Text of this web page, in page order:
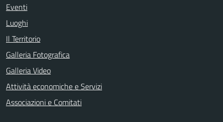
Eventi
Luoghi
Il Territorio
Galleria Fotografica
Galleria Video
Attività economiche e Servizi
Associazioni e Comitati